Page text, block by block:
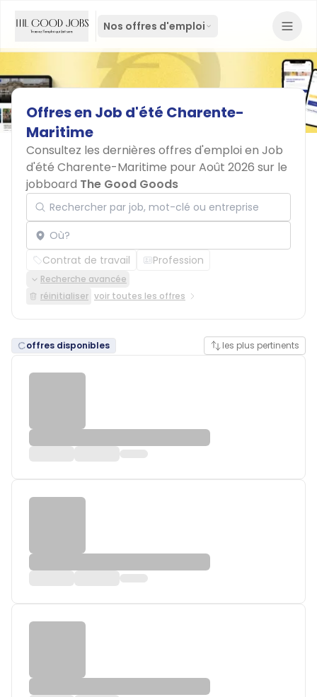
Nos offres d'emploi
Offresen Job d'été Charente-
Maritime
Consultez les dernières offres d'emploi en Job
d'été Charente-Maritime pour Août 2026 sur le
jobboard The Good Goods
Rechercher par job, mot-clé ou entreprise
Localisation
Contrat de travail Profession
Recherche avancée
réinitialiser voir toutes les offres
offres disponibles les plus pertinents